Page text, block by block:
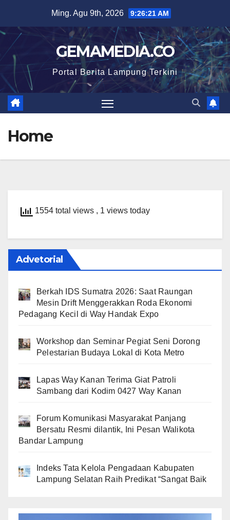
content
Ming. Agu 9th, 2026 9:26:22 AM
GEMAMEDIA.CO
Portal Berita Lampung Terkini
Home
1554 total views , 1 views today
Advetorial
Berkah IDS Sumatra 2026: Saat Raungan
Mesin Drift Menggerakkan Roda Ekonomi
Pedagang Kecil di Way Handak Expo
Workshop dan Seminar Pegiat Seni Dorong
Pelestarian Budaya Lokal di Kota Metro
Lapas Way Kanan Terima Giat Patroli
Sambang dari Kodim 0427 Way Kanan
Forum Komunikasi Masyarakat Panjang
Bersatu Resmi dilantik, Ini Pesan Walikota
Bandar Lampung
Indeks Tata Kelola Pengadaan Kabupaten
Lampung Selatan Raih Predikat “Sangat Baik